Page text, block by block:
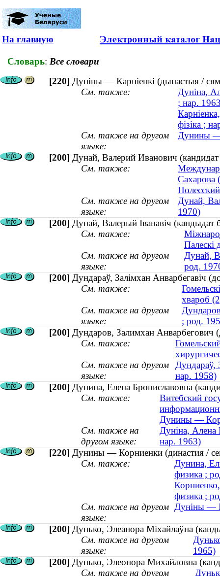
На главную
Словарь: Все словари
[220] Дуніны — Карніенкі (дынастыя /
См. также:
Дуніна,
; нар.
фізіка ;
См. также на другом
языке:
Дунины —
[200] Дунай, Валерий Иванович
См. также:
Сахарова
См. также на другом
языке:
Дунай,
1970)
[200] Дунай, Валерый Iванавiч (кандыдат
См. также:
Палескі
См. также на другом
языке:
Дунай,
род.
[200] Дундараў, Залімхан Анварбегавіч
См. также:
хвароб
См. также на другом
языке:
; род.
[200] Дундаров, Залимхан Анварбегович
См. также:
См. также на другом
языке:
Дундараў,
нар. 1958)
[200] Дунина, Елена Брониславовна
См. также:
Витебский
Дунины —
См. также на
другом языке:
Дуніна, Алена
нар. 1963)
[220] Дунины — Корниенки (династия /
См. также:
Дунина,
физика ;
физика ;
См. также на другом
языке:
Дуніны —
[200] Дунько, Элеанора Міхайлаўна
См. также на другом
языке:
1965)
[200] Дунько, Элеонора Михайловна
См. также на другом